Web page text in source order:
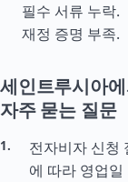
필수 서류 누락.
재정 증명 부족.
세인트루시아
자주 묻는 질문
전자비자 신청
에 따라 영업